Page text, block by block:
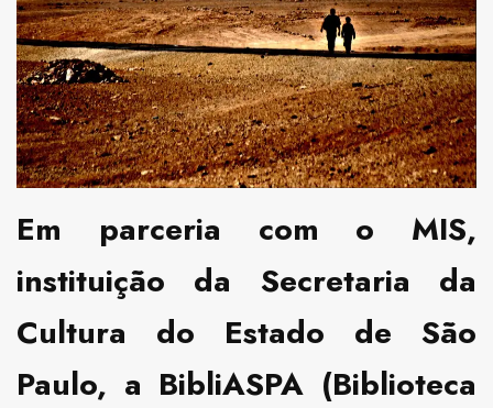
Em parceria com o MIS,
instituição da Secretaria da
Cultura do Estado de São
Paulo, a BibliASPA (Biblioteca